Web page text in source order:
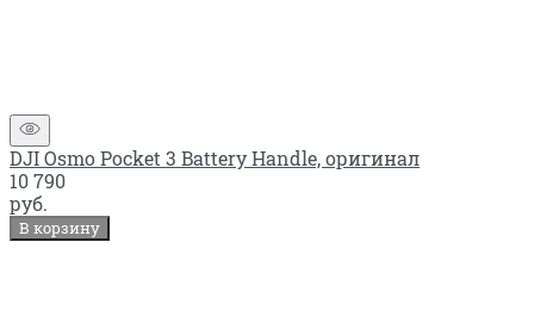
DJI Osmo Pocket 3 Battery Handle, оригинал
10 790
руб.
В корзину